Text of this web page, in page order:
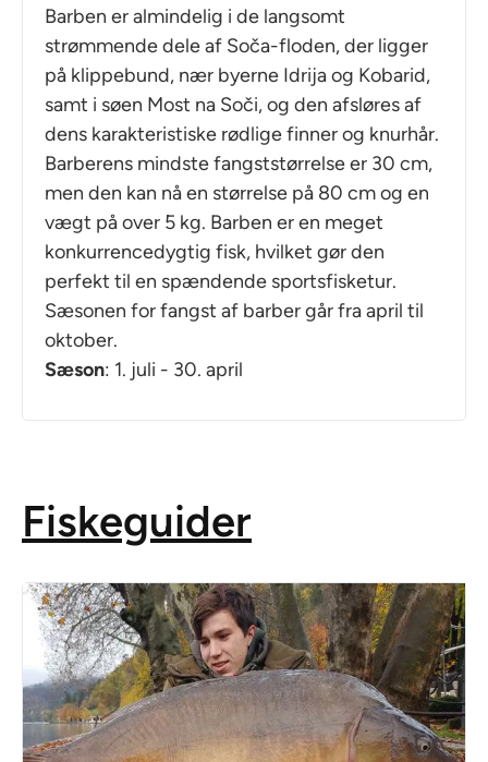
Barben er almindelig i de langsomt
strømmende dele af Soča-floden, der ligger
på klippebund, nær byerne Idrija og Kobarid,
samt i søen Most na Soči, og den afsløres af
dens karakteristiske rødlige finner og knurhår.
Barberens mindste fangststørrelse er 30 cm,
men den kan nå en størrelse på 80 cm og en
vægt på over 5 kg. Barben er en meget
konkurrencedygtig fisk, hvilket gør den
perfekt til en spændende sportsfisketur.
Sæsonen for fangst af barber går fra april til
oktober.
Sæson: 1. juli - 30. april
Fiskeguider